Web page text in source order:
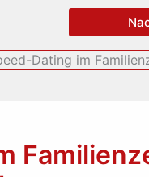
Dating im